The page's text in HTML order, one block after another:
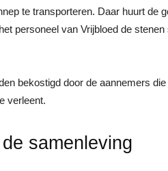
te transporteren. Daar huurt de
personeel van Vrijbloed de
bekostigd door de aannemers
verleent.
samenleving